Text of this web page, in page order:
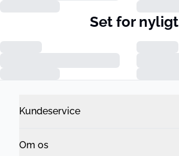
Set for nyligt
Kundeservice
Om os